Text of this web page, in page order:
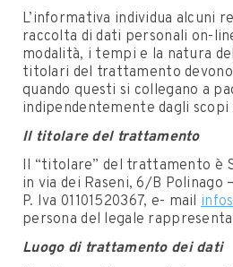
L’informativa individua alcuni
raccolta di dati personali on-
modalità, i tempi e la natura
titolari del trattamento
quando questi si collegano a
indipendentemente dagli
Il titolare del trattamento
Il “titolare” del trattamento è
in via dei Raseni, 6/B Polinago
P. Iva 01101520367, e- mail
persona del legale
Luogo di trattamento dei dati